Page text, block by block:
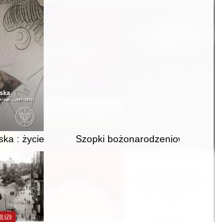
: życie Władysława Tarnawskiego (1885-
Szopki bożonarodzeniowe ze